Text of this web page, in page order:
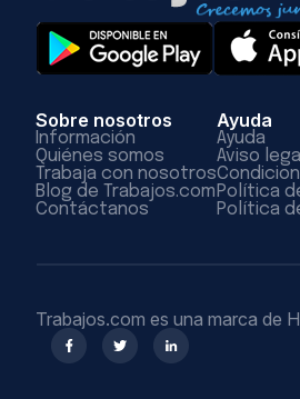
Sobre nosotros
Información
Quiénes somos
Trabaja con nosotros
Blog de Trabajos.com
Contáctanos
Ayuda
Ayuda
Aviso legal
Política
Política
Trabajos.com es una marca de